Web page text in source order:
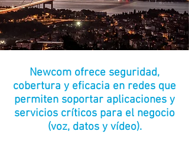
Newcom ofrece seguridad,
cobertura y eficacia en redes que
permiten soportar aplicaciones y
servicios críticos para el negocio
(voz, datos y vídeo).